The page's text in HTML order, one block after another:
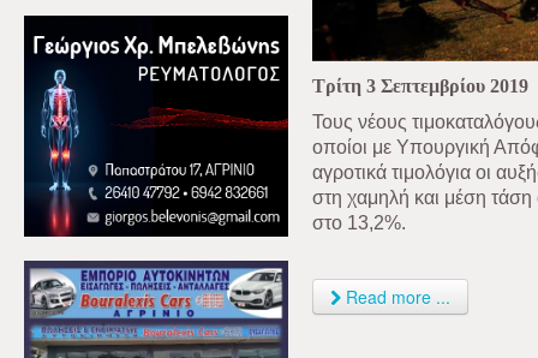
Τρίτη 3 Σεπτεμβρίου 2019
Τους νέους
οποίοι με Υπουργική
αγροτικά τιμολόγια οι
στη χαμηλή και μέση τάση
στο 13,2%.
Read more ...